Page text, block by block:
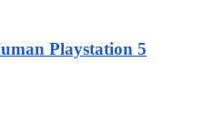
Playstation 5